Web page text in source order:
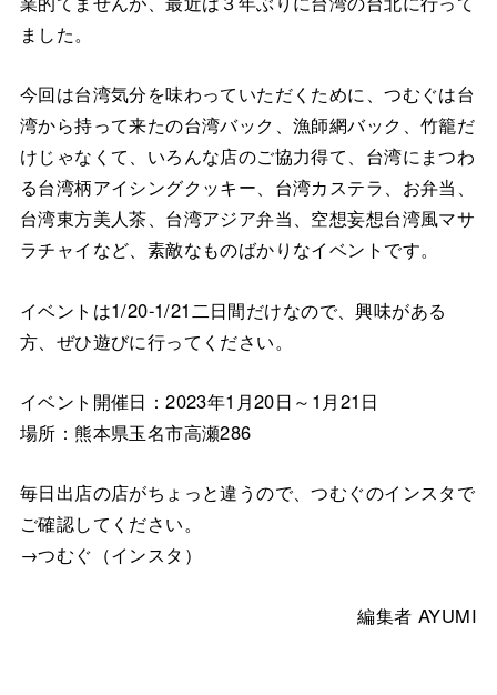
ました。
今回は台湾気分を味わっていただくために、つむぐは台
湾から持って来たの台湾バック、漁師網バック、竹籠だ
けじゃなくて、いろんな店のご協力得て、台湾にまつわ
る台湾柄アイシングクッキー、台湾カステラ、お弁当、
台湾東方美人茶、台湾アジア弁当、空想妄想台湾風マサ
ラチャイなど、素敵なものばかりなイベントです。
イベントは1/20-1/21二日間だけなので、興味がある
方、ぜひ遊びに行ってください。
イベント開催日：2023年1月20日～1月21日
場所：熊本県玉名市高瀬286
毎日出店の店がちょっと違うので、つむぐのインスタで
ご確認してください。
→つむぐ（インスタ）
編集者 AYUMI